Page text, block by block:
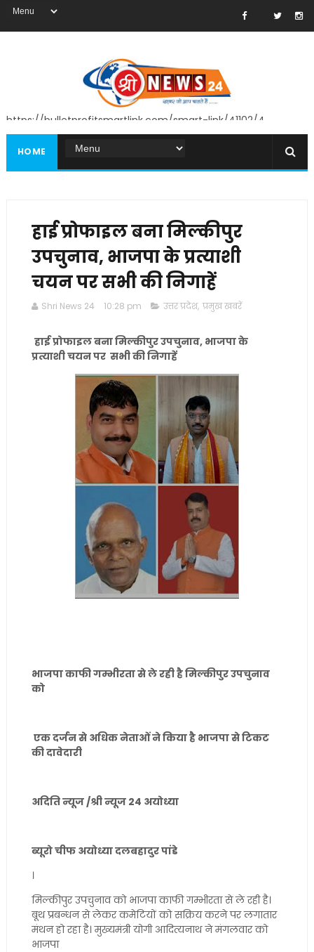
https://bulletprofitsmartlink.com/smart-link/41102/4
HOME
हाई प्रोफाइल बना मिल्कीपुर
उपचुनाव, भाजपा के प्रत्याशी
चयन पर सभी की निगाहें
Shri News 24 10:28 pm उत्तर प्रदेश, प्रमुख खबरें
हाई प्रोफाइल बना मिल्कीपुर उपचुनाव, भाजपा के
प्रत्याशी चयन पर सभी की निगाहें
भाजपा काफी गम्भीरता से ले रही है मिल्कीपुर उपचुनाव
को
एक दर्जन से अधिक नेताओं ने किया है भाजपा से टिकट
की दावेदारी
अदिति न्यूज /श्री न्यूज 24 अयोध्या
ब्यूरो चीफ अयोध्या दलबहादुर पांडे
।
मिल्कीपुर उपचुनाव को भाजपा काफी गम्भीरता से ले रही है।
बूथ प्रबन्धन से लेकर कमेटियों को सक्रिय करने पर लगातार
मंथन हो रहा है। मुख्यमंत्री योगी आदित्यनाथ ने मंगलवार को
भाजपा